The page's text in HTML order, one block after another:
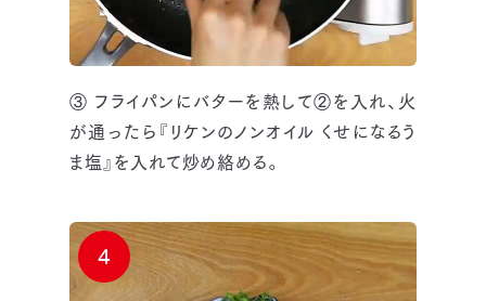
③ フライパンにバターを熱して②を入れ、火
が通ったら『リケンのノンオイル くせになるう
ま塩』を入れて炒め絡める。
4